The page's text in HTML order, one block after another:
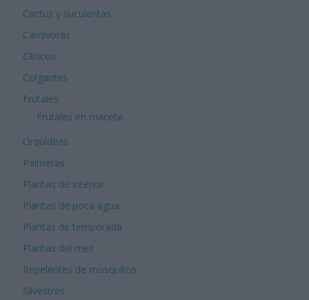
Cactus y suculentas
Carnívoras
Cítricos
Colgantes
Frutales
Frutales en maceta
Orquídeas
Palmeras
Plantas de interior
Plantas de poca agua
Plantas de temporada
Plantas del mes
Repelentes de mosquitos
Silvestres